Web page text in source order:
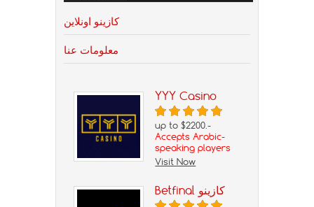
كازينو اونلاين
معلومات عنا
YYY Casino
up to $2200.-
Accepts Arabic-
speaking players
Visit Now
Betfinal كازينو